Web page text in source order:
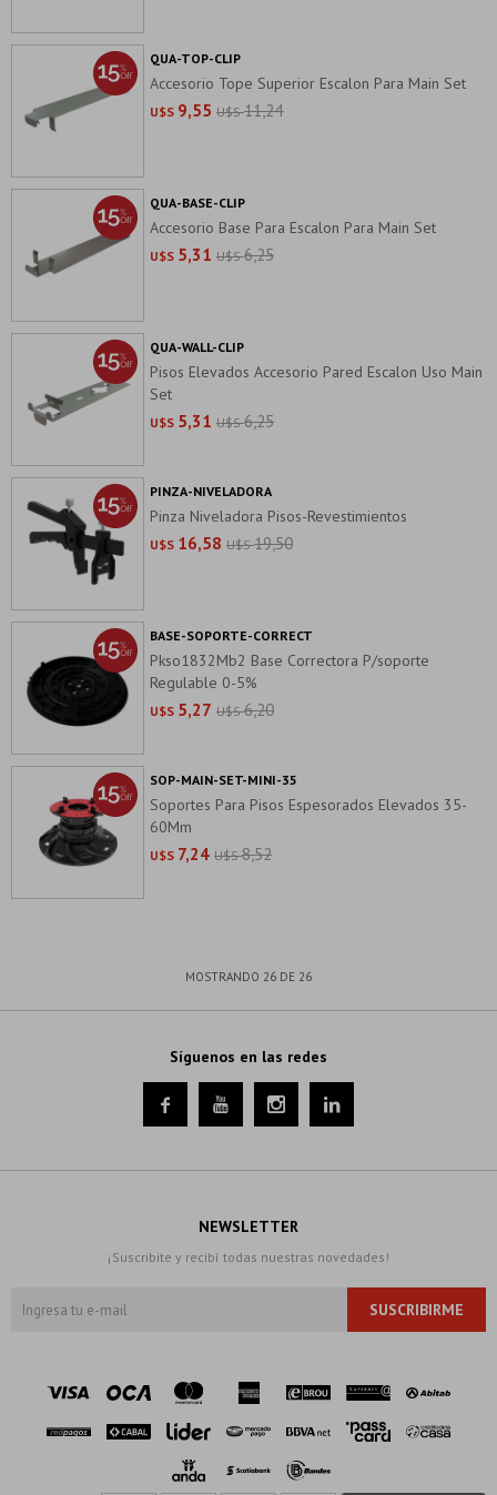
Accesorio Tope Superior Escalon Para Main Set
U$S 9,55 U$S 11,24
QUA-TOP-CLIP
Accesorio Base Para Escalon Para Main Set
U$S 5,31 U$S 6,25
QUA-BASE-CLIP
Pisos Elevados Accesorio Pared Escalon Uso Main
Set
U$S 5,31 U$S 6,25
QUA-WALL-CLIP
Pinza Niveladora Pisos-Revestimientos
U$S 16,58 U$S 19,50
PINZA-NIVELADORA
Pkso1832Mb2 Base Correctora P/soporte
Regulable 0-5%
U$S 5,27 U$S 6,20
BASE-SOPORTE-CORRECT
Soportes Para Pisos Espesorados Elevados 35-
60Mm
U$S 7,24 U$S 8,52
SOP-MAIN-SET-MINI-35
MOSTRANDO 26 DE 26
Síguenos en las redes
   
NEWSLETTER
¡Suscribite y recibí todas nuestras novedades!
SUSCRIBIRME